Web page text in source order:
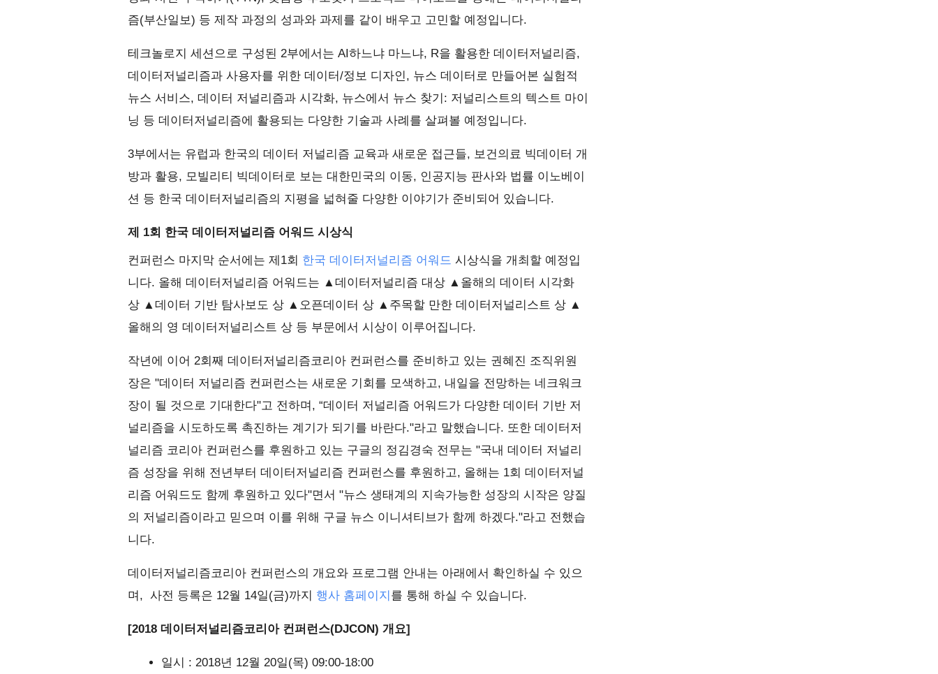
즘(부산일보) 등 제작 과정의 성과와 과제를 같이 배우고 고민할 예정입니다.
테크놀로지 세션으로 구성된 2부에서는 AI하느냐 마느냐, R을 활용한 데이터저널리즘,
데이터저널리즘과 사용자를 위한 데이터/정보 디자인, 뉴스 데이터로 만들어본 실험적
뉴스 서비스, 데이터 저널리즘과 시각화, 뉴스에서 뉴스 찾기: 저널리스트의 텍스트 마이
닝 등 데이터저널리즘에 활용되는 다양한 기술과 사례를 살펴볼 예정입니다.
3부에서는 유럽과 한국의 데이터 저널리즘 교육과 새로운 접근들, 보건의료 빅데이터 개
방과 활용, 모빌리티 빅데이터로 보는 대한민국의 이동, 인공지능 판사와 법률 이노베이
션 등 한국 데이터저널리즘의 지평을 넓혀줄 다양한 이야기가 준비되어 있습니다.
제 1회 한국 데이터저널리즘 어워드 시상식
컨퍼런스 마지막 순서에는 제1회 한국 데이터저널리즘 어워드 시상식을 개최할 예정입
니다. 올해 데이터저널리즘 어워드는 ▲데이터저널리즘 대상 ▲올해의 데이터 시각화
상 ▲데이터 기반 탐사보도 상 ▲오픈데이터 상 ▲주목할 만한 데이터저널리스트 상 ▲
올해의 영 데이터저널리스트 상 등 부문에서 시상이 이루어집니다.
작년에 이어 2회째 데이터저널리즘코리아 컨퍼런스를 준비하고 있는 권혜진 조직위원
장은 "데이터 저널리즘 컨퍼런스는 새로운 기회를 모색하고, 내일을 전망하는 네크워크
장이 될 것으로 기대한다"고 전하며, “데이터 저널리즘 어워드가 다양한 데이터 기반 저
널리즘을 시도하도록 촉진하는 계기가 되기를 바란다."라고 말했습니다. 또한 데이터저
널리즘 코리아 컨퍼런스를 후원하고 있는 구글의 정김경숙 전무는 "국내 데이터 저널리
즘 성장을 위해 전년부터 데이터저널리즘 컨퍼런스를 후원하고, 올해는 1회 데이터저널
리즘 어워드도 함께 후원하고 있다"면서 "뉴스 생태계의 지속가능한 성장의 시작은 양질
의 저널리즘이라고 믿으며 이를 위해 구글 뉴스 이니셔티브가 함께 하겠다."라고 전했습
니다.
데이터저널리즘코리아 컨퍼런스의 개요와 프로그램 안내는 아래에서 확인하실 수 있으
며, 사전 등록은 12월 14일(금)까지 행사 홈페이지 를 통해 하실 수 있습니다.
[2018 데이터저널리즘코리아 컨퍼런스(DJCON) 개요]
일시 : 2018년 12월 20일(목) 09:00-18:00